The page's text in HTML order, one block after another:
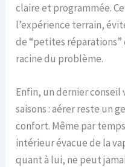
claire et programmée.
l’expérience terrain,
de “petites réparations”
racine du problème.
Enfin, un dernier
saisons : aérer reste un
confort. Même par
intérieur évacue de la
quant à lui, ne peut